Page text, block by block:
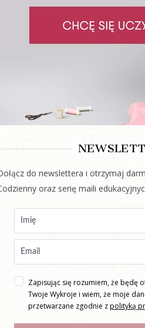
do newslettera i otrzymaj
oraz serię maili
Zapisując się rozumiem, że będę
Twoje Wykroje i wiem, że moje
przetwarzane zgodnie zpolityką